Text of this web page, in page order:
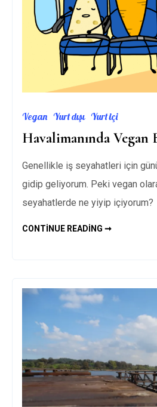
Vegan Yurt dışı Yurt içi
Havalimanında Vegan
Genellikle iş seyahatleri için
gidip geliyorum. Peki vegan
seyahatlerde ne yiyip içiyorum?
CONTINUE READING ➞